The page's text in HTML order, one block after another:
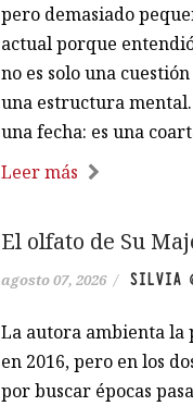
pero demasiado
actual porque
no es solo una
una estructura mental.
una fecha: es una
Leer más
El olfato de Su
agosto 07, 2026 / SILVIA
La autora ambienta
en 2016, pero en los
por buscar épocas